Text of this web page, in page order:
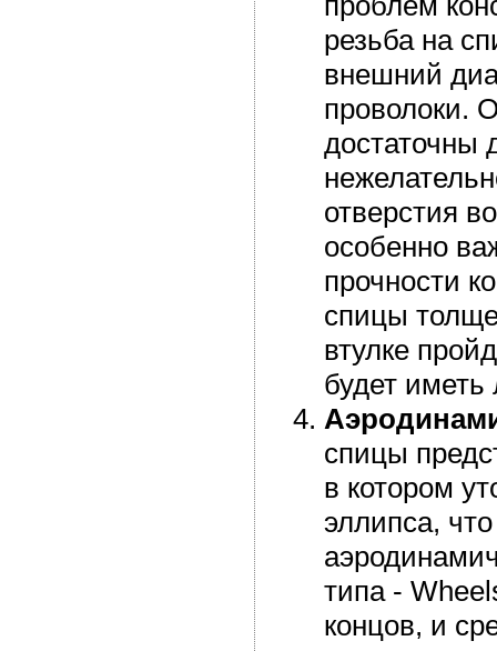
резьба на
внешний
проволоки.
достаточны
отверстия
особенно
прочности
спицы толще
втулке
будет
спицы
в котором
эллипса,
типа -
концов, и